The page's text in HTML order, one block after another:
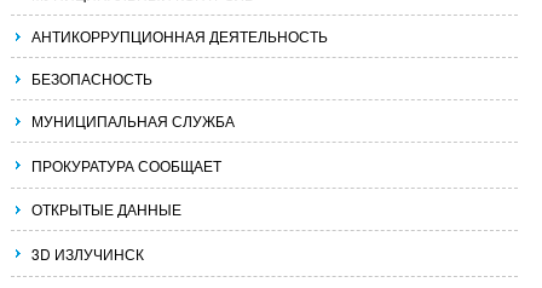
АНТИКОРРУПЦИОННАЯ ДЕЯТЕЛЬНОСТЬ
БЕЗОПАСНОСТЬ
МУНИЦИПАЛЬНАЯ СЛУЖБА
ПРОКУРАТУРА СООБЩАЕТ
ОТКРЫТЫЕ ДАННЫЕ
3D ИЗЛУЧИНСК